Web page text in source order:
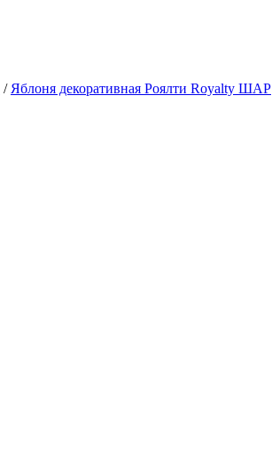
/ Яблоня декоративная Роялти Royalty ШАР